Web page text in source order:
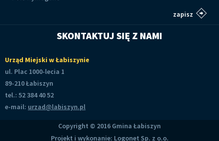
SKONTAKTUJ SIĘ Z NAMI
Urząd Miejski w Łabiszynie
ul. Plac 1000-lecia 1
89-210 Łabiszyn
tel.: 52 384 40 52
e-mail: urzad@labiszyn.pl
Copyright © 2016 Gmina Łabiszyn
Projekt i wykonanie: Logonet Sp. z o.o.